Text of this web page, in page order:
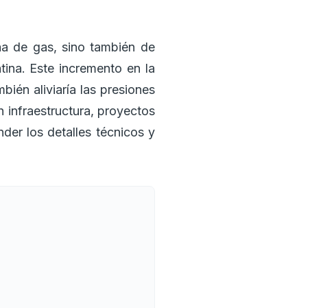
de gas, sino también de
Este incremento en la
aliviaría las presiones
infraestructura, proyectos
los detalles técnicos y